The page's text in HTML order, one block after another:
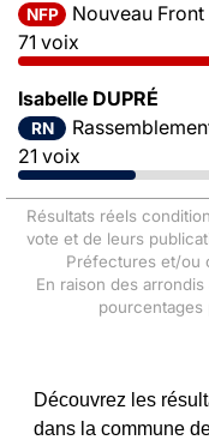
NFP
Nouveau Front
71 voix
Isabelle DUPRÉ
RN
21 voix
Résultats réels
vote et de leurs
Préfectures et/ou
En raison des
pourcentages
Découvrez les
dans la commune